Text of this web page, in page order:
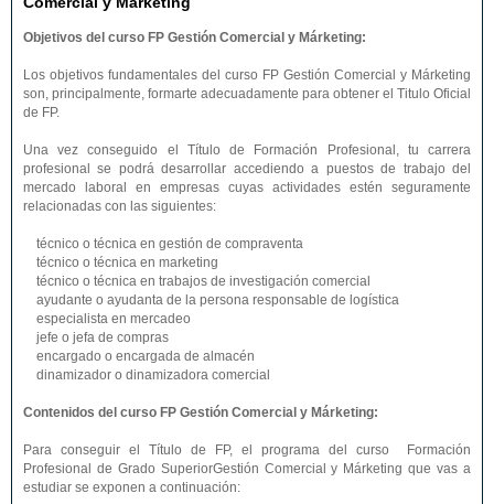
Objetivos del curso FP Gestión Comercial y Márketing:
Los objetivos fundamentales del curso FP Gestión Comercial y Márketing
son, principalmente, formarte adecuadamente para obtener el Titulo Oficial
de FP.
Una vez conseguido el Título de Formación Profesional, tu carrera
profesional se podrá desarrollar accediendo a puestos de trabajo del
mercado laboral en empresas cuyas actividades estén seguramente
relacionadas con las siguientes:
técnico o técnica en gestión de compraventa
técnico o técnica en marketing
técnico o técnica en trabajos de investigación comercial
ayudante o ayudanta de la persona responsable de logística
especialista en mercadeo
jefe o jefa de compras
encargado o encargada de almacén
dinamizador o dinamizadora comercial
Contenidos del curso FP Gestión Comercial y Márketing:
Para conseguir el Título de FP, el programa del curso Formación
Profesional de Grado SuperiorGestión Comercial y Márketing que vas a
estudiar se exponen a continuación: